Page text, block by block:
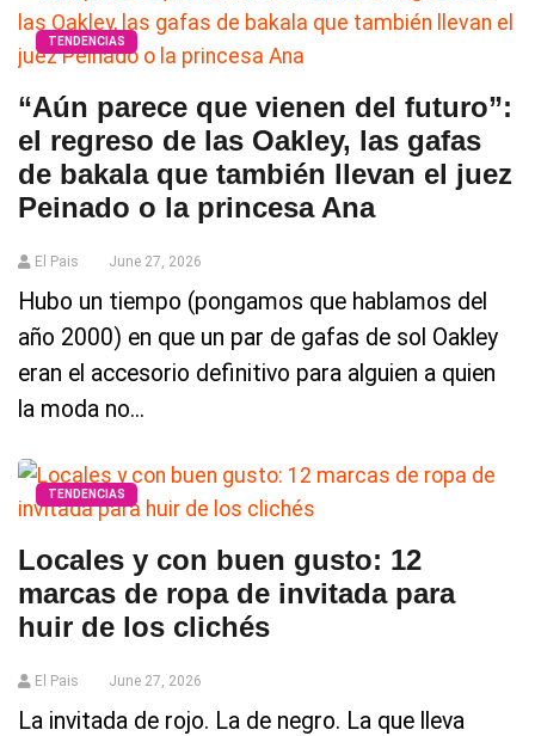
TENDENCIAS
“Aún parece que vienen del futuro”:
el regreso de las Oakley, las gafas
de bakala que también llevan el juez
Peinado o la princesa Ana
El Pais June 27, 2026
Hubo un tiempo (pongamos que hablamos del
año 2000) en que un par de gafas de sol Oakley
eran el accesorio definitivo para alguien a quien
la moda no...
TENDENCIAS
Locales y con buen gusto: 12
marcas de ropa de invitada para
huir de los clichés
El Pais June 27, 2026
La invitada de rojo. La de negro. La que lleva